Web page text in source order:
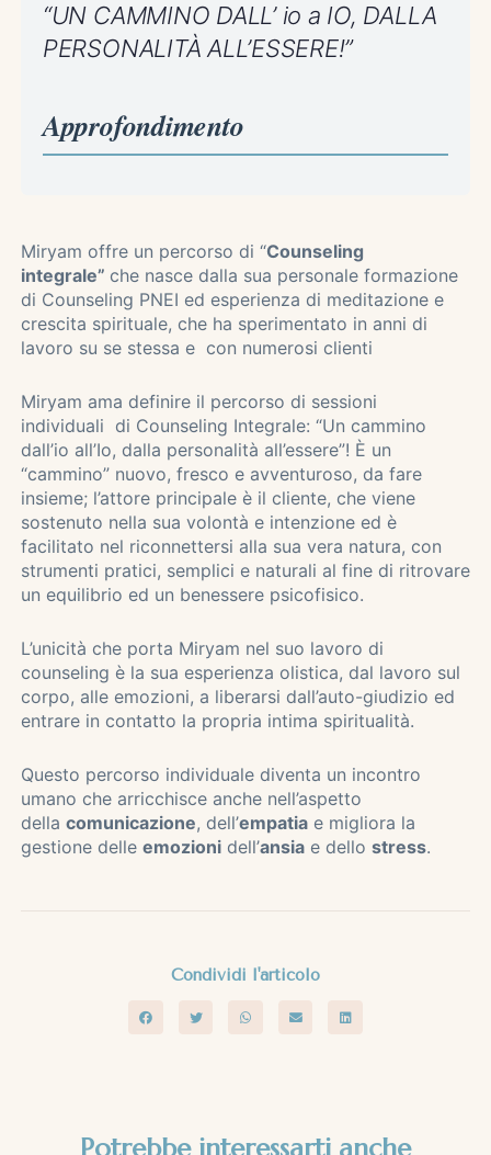
“UN CAMMINO DALL’ io a IO, DALLA
PERSONALITÀ ALL’ESSERE!”
Approfondimento
Miryam offre un percorso di “Counseling
integrale” che nasce dalla sua personale formazione
di Counseling PNEI ed esperienza di meditazione e
crescita spirituale, che ha sperimentato in anni di
lavoro su se stessa e con numerosi clienti
Miryam ama definire il percorso di sessioni
individuali di Counseling Integrale: “Un cammino
dall’io all’Io, dalla personalità all’essere”! È un
“cammino” nuovo, fresco e avventuroso, da fare
insieme; l’attore principale è il cliente, che viene
sostenuto nella sua volontà e intenzione ed è
facilitato nel riconnettersi alla sua vera natura, con
strumenti pratici, semplici e naturali al fine di ritrovare
un equilibrio ed un benessere psicofisico.
L’unicità che porta Miryam nel suo lavoro di
counseling è la sua esperienza olistica, dal lavoro sul
corpo, alle emozioni, a liberarsi dall’auto-giudizio ed
entrare in contatto la propria intima spiritualità.
Questo percorso individuale diventa un incontro
umano che arricchisce anche nell’aspetto
della comunicazione, dell’empatiae migliora la
gestione delle emozionidell’ansiae dello stress.
Condividi l'articolo
Potrebbe interessarti anche